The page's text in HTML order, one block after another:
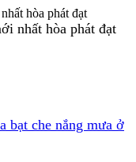
nhất hòa phát đạt
bạt che nắng mưa ở